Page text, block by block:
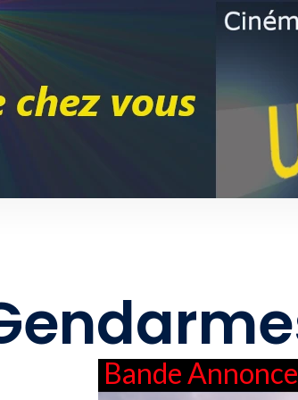
Bande Annonce